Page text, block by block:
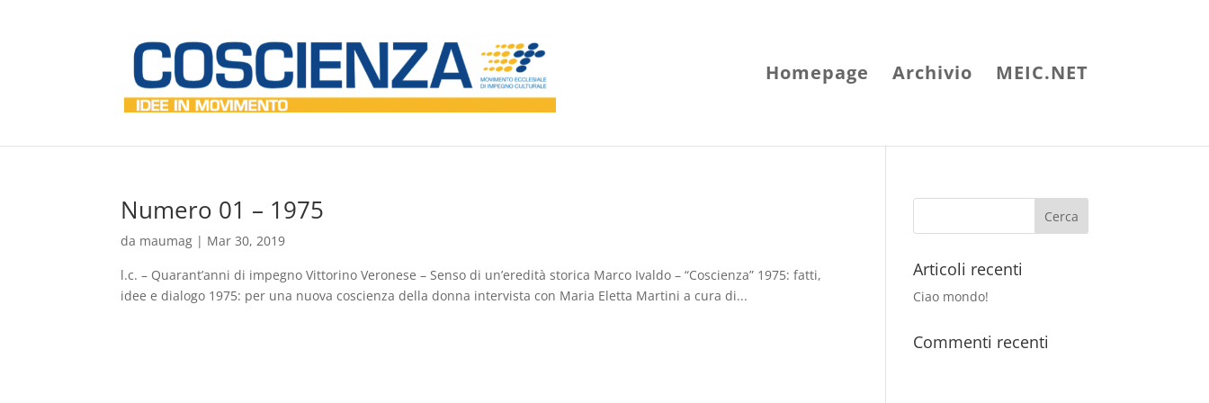
Homepage Archivio MEIC.NET
Numero 01 – 1975
da maumag | Mar 30, 2019
l.c. – Quarant’anni di impegno Vittorino Veronese – Senso di un’eredità storica Marco Ivaldo – “Coscienza” 1975: fatti,
idee e dialogo 1975: per una nuova coscienza della donna intervista con Maria Eletta Martini a cura di...
Articoli recenti
Ciao mondo!
Commenti recenti